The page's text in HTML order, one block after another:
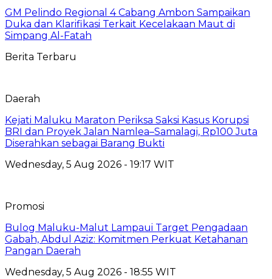
GM Pelindo Regional 4 Cabang Ambon Sampaikan
Duka dan Klarifikasi Terkait Kecelakaan Maut di
Simpang Al-Fatah
Berita Terbaru
Daerah
Kejati Maluku Maraton Periksa Saksi Kasus Korupsi
BRI dan Proyek Jalan Namlea–Samalagi, Rp100 Juta
Diserahkan sebagai Barang Bukti
Wednesday, 5 Aug 2026 - 19:17 WIT
Promosi
Bulog Maluku-Malut Lampaui Target Pengadaan
Gabah, Abdul Aziz: Komitmen Perkuat Ketahanan
Pangan Daerah
Wednesday, 5 Aug 2026 - 18:55 WIT